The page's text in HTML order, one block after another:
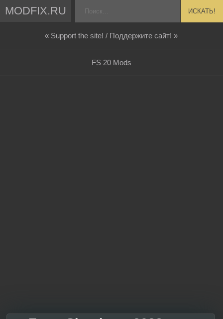
MODFIX.RU ИСКАТЬ!
« Support the site! / Поддержите сайт! »
FS 20 Mods